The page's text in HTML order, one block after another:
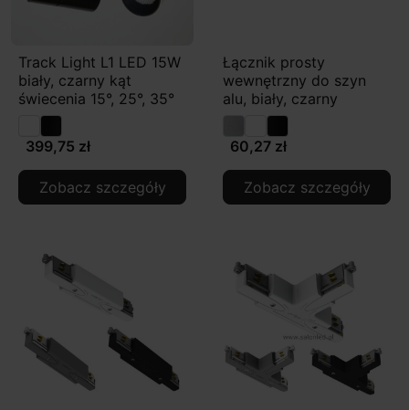
Track Light L1 LED 15W
biały, czarny kąt
świecenia 15°, 25°, 35°
399,75 zł
Zobacz szczegóły
Łącznik prosty
wewnętrzny do szyn
alu, biały, czarny
60,27 zł
Zobacz szczegóły